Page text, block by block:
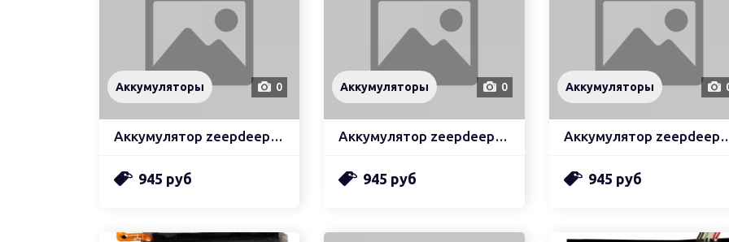
Аккумулятор zeepdeep asia (hb396285ecw)
Аккумуляторы 0
945 руб
Аккумулятор zeepdeep asia (hb386590ecw)
Аккумуляторы 0
945 руб
Аккумулятор
Аккумуляторы
945 руб